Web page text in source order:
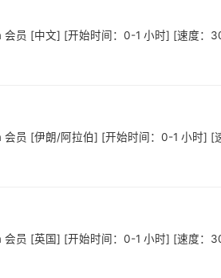
员 [中文] [开始时间：0-1 小时] [速度：
员 [伊朗/阿拉伯] [开始时间：0-1 小时] [
员 [英国] [开始时间：0-1 小时] [速度：